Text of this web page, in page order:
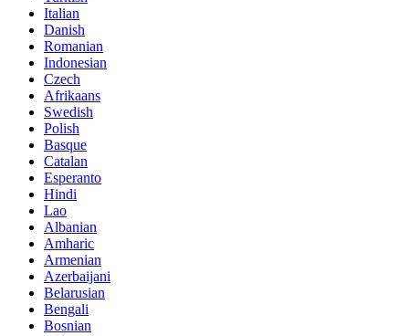
Italian
Danish
Romanian
Indonesian
Czech
Afrikaans
Swedish
Polish
Basque
Catalan
Esperanto
Hindi
Lao
Albanian
Amharic
Armenian
Azerbaijani
Belarusian
Bengali
Bosnian